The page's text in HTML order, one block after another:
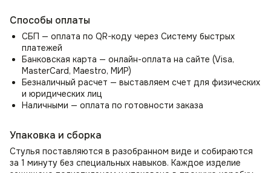
тряпкой и не выгорает на солнце, что делает стулья
Моби идеально подходит для семей с детьми
и домашними животными, благодаря высокой
износостойкости.
Специальное пластиковые заглушки ножек предотвращает
царапины на полу, делая стул со спинкой Моби идеальным
выбором для любого помещения, независимо от типа
Универсальное интерьерное решение
Стул Моби идеально подходит для использования как
Способы оплаты
СБП — оплата по QR-коду через Систему быстрых
платежей
Банковская карта — онлайн-оплата на сайте (Visa,
MasterCard, Maestro, МИР)
Безналичный расчет — выставляем счет для физических
и юридических лиц
Наличными — оплата по готовности заказа
Упаковка и сборка
Стулья поставляются в разобранном виде и собираются
за 1 минуту без специальных навыков. Каждое изделие